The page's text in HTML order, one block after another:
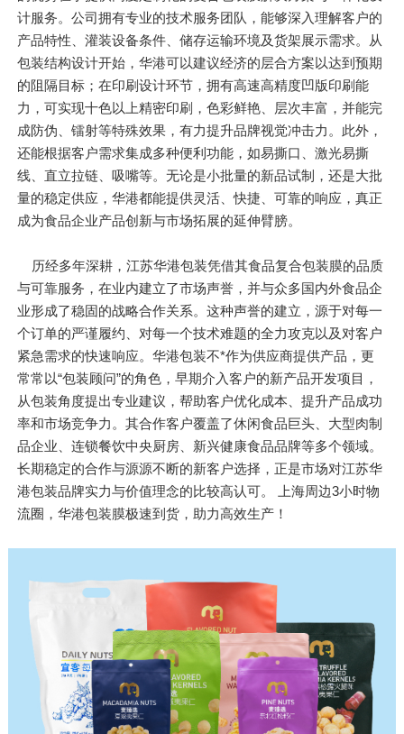
计服务。公司拥有专业的技术服务团队，能够深入理解客户的
产品特性、灌装设备条件、储存运输环境及货架展示需求。从
包装结构设计开始，华港可以建议经济的层合方案以达到预期
的阻隔目标；在印刷设计环节，拥有高速高精度凹版印刷能
力，可实现十色以上精密印刷，色彩鲜艳、层次丰富，并能完
成防伪、镭射等特殊效果，有力提升品牌视觉冲击力。此外，
还能根据客户需求集成多种便利功能，如易撕口、激光易撕
线、直立拉链、吸嘴等。无论是小批量的新品试制，还是大批
量的稳定供应，华港都能提供灵活、快捷、可靠的响应，真正
成为食品企业产品创新与市场拓展的延伸臂膀。
历经多年深耕，江苏华港包装凭借其食品复合包装膜的品质
与可靠服务，在业内建立了市场声誉，并与众多国内外食品企
业形成了稳固的战略合作关系。这种声誉的建立，源于对每一
个订单的严谨履约、对每一个技术难题的全力攻克以及对客户
紧急需求的快速响应。华港包装不*作为供应商提供产品，更
常常以“包装顾问”的角色，早期介入客户的新产品开发项目，
从包装角度提出专业建议，帮助客户优化成本、提升产品成功
率和市场竞争力。其合作客户覆盖了休闲食品巨头、大型肉制
品企业、连锁餐饮中央厨房、新兴健康食品品牌等多个领域。
长期稳定的合作与源源不断的新客户选择，正是市场对江苏华
港包装品牌实力与价值理念的比较高认可。 上海周边3小时物
流圈，华港包装膜极速到货，助力高效生产！